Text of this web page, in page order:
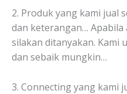
2. Produk yang kami jual
dan keterangan… Apabila
silakan ditanyakan. Kami
dan sebaik mungkin…
3. Connecting yang kami